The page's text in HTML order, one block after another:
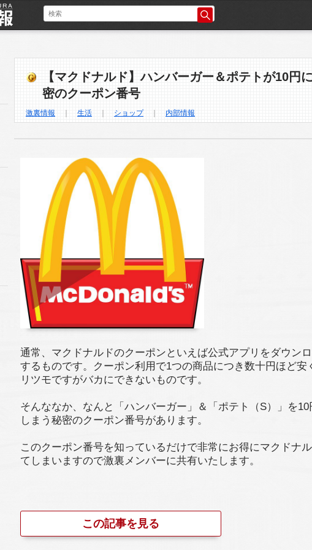
【マクドナルド】ハンバーガー＆ポテトが10円
密のクーポン番号
激裏情報 生活 ショップ｜ 内部情報
通常、マクドナルドのクーポンといえば公式アプリをダウン
するものです。クーポン利用で1つの商品につき数十円ほど安
リツモですがバカにできないものです。
そんななか、なんと「ハンバーガー」＆「ポテト（S）」を10
しまう秘密のクーポン番号があります。
このクーポン番号を知っているだけで非常にお得にマクドナ
てしまいますので激裏メンバーに共有いたします。
この記事を見る